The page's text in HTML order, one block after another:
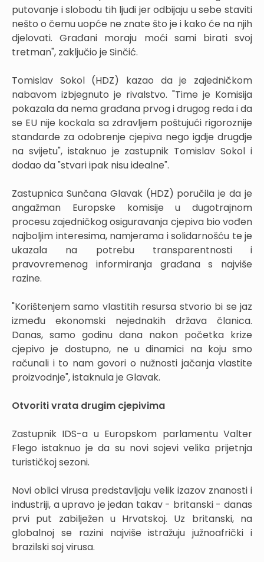
putovanje i slobodu tih ljudi jer odbijaju u sebe staviti
nešto o čemu uopće ne znate što je i kako će na njih
djelovati. Građani moraju moći sami birati svoj
tretman", zaključio je Sinčić.
Tomislav Sokol (HDZ) kazao da je zajedničkom
nabavom izbjegnuto je rivalstvo. "Time je Komisija
pokazala da nema građana prvog i drugog reda i da
se EU nije kockala sa zdravljem poštujući rigoroznije
standarde za odobrenje cjepiva nego igdje drugdje
na svijetu", istaknuo je zastupnik Tomislav Sokol i
dodao da "stvari ipak nisu idealne".
Zastupnica Sunčana Glavak (HDZ) poručila je da je
angažman Europske komisije u dugotrajnom
procesu zajedničkog osiguravanja cjepiva bio vođen
najboljim interesima, namjerama i solidarnošću te je
ukazala na potrebu transparentnosti i
pravovremenog informiranja građana s najviše
razine.
"Korištenjem samo vlastitih resursa stvorio bi se jaz
između ekonomski nejednakih država članica.
Danas, samo godinu dana nakon početka krize
cjepivo je dostupno, ne u dinamici na koju smo
računali i to nam govori o nužnosti jačanja vlastite
proizvodnje", istaknula je Glavak.
Otvoriti vrata drugim cjepivima
Zastupnik IDS-a u Europskom parlamentu Valter
Flego istaknuo je da su novi sojevi velika prijetnja
turističkoj sezoni.
Novi oblici virusa predstavljaju velik izazov znanosti i
industriji, a upravo je jedan takav - britanski - danas
prvi put zabilježen u Hrvatskoj. Uz britanski, na
globalnoj se razini najviše istražuju južnoafrički i
brazilski soj virusa.